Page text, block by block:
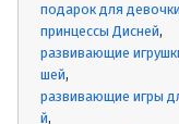
подарок для девочки
принцессы Дисней
развивающие
шей
развивающие игры
й